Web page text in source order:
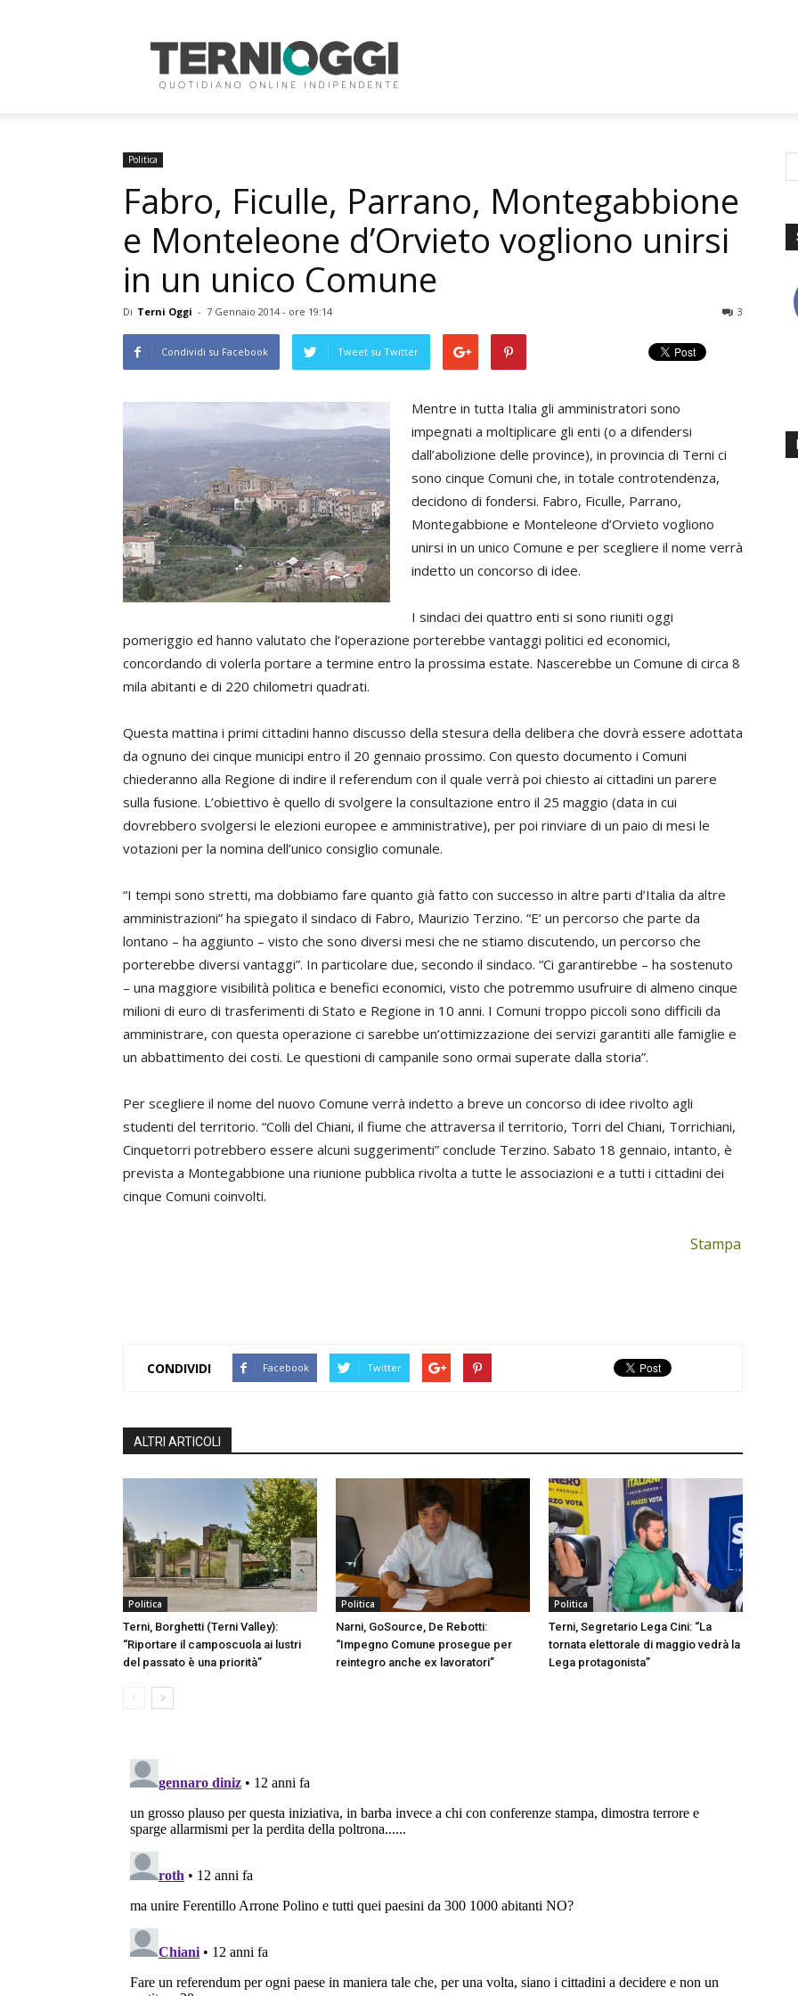
Oggi
Politica
Fabro, Ficulle, Parrano, Montegabbione
e Monteleone d’Orvieto vogliono unirsi
in un unico Comune
Di Terni Oggi - 7 Gennaio 2014 - ore 19:14 3
Condividi su Facebook Tweet su Twitter
Mentre in tutta Italia gli amministratori sono
impegnati a moltiplicare gli enti (o a difendersi
dall’abolizione delle province), in provincia di Terni ci
sono cinque Comuni che, in totale controtendenza,
decidono di fondersi. Fabro, Ficulle, Parrano,
Montegabbione e Monteleone d’Orvieto vogliono
unirsi in un unico Comune e per scegliere il nome verrà
indetto un concorso di idee.
I sindaci dei quattro enti si sono riuniti oggi
pomeriggio ed hanno valutato che l’operazione porterebbe vantaggi politici ed economici,
concordando di volerla portare a termine entro la prossima estate. Nascerebbe un Comune di circa 8
mila abitanti e di 220 chilometri quadrati.
Questa mattina i primi cittadini hanno discusso della stesura della delibera che dovrà essere adottata
da ognuno dei cinque municipi entro il 20 gennaio prossimo. Con questo documento i Comuni
chiederanno alla Regione di indire il referendum con il quale verrà poi chiesto ai cittadini un parere
sulla fusione. L’obiettivo è quello di svolgere la consultazione entro il 25 maggio (data in cui
dovrebbero svolgersi le elezioni europee e amministrative), per poi rinviare di un paio di mesi le
votazioni per la nomina dell’unico consiglio comunale.
“I tempi sono stretti, ma dobbiamo fare quanto già fatto con successo in altre parti d’Italia da altre
amministrazioni” ha spiegato il sindaco di Fabro, Maurizio Terzino. “E’ un percorso che parte da
lontano – ha aggiunto – visto che sono diversi mesi che ne stiamo discutendo, un percorso che
porterebbe diversi vantaggi”. In particolare due, secondo il sindaco. “Ci garantirebbe – ha sostenuto
– una maggiore visibilità politica e benefici economici, visto che potremmo usufruire di almeno cinque
milioni di euro di trasferimenti di Stato e Regione in 10 anni. I Comuni troppo piccoli sono difficili da
amministrare, con questa operazione ci sarebbe un’ottimizzazione dei servizi garantiti alle famiglie e
un abbattimento dei costi. Le questioni di campanile sono ormai superate dalla storia”.
Per scegliere il nome del nuovo Comune verrà indetto a breve un concorso di idee rivolto agli
studenti del territorio. “Colli del Chiani, il fiume che attraversa il territorio, Torri del Chiani, Torrichiani,
Cinquetorri potrebbero essere alcuni suggerimenti” conclude Terzino. Sabato 18 gennaio, intanto, è
prevista a Montegabbione una riunione pubblica rivolta a tutte le associazioni e a tutti i cittadini dei
cinque Comuni coinvolti.
Stampa
CONDIVIDI Facebook Twitter
ALTRI ARTICOLI
Politica
Terni, Borghetti (Terni Valley):
“Riportare il camposcuola ai lustri
del passato è una priorità”
Politica
Narni, GoSource, De Rebotti:
“Impegno Comune prosegue per
reintegro anche ex lavoratori”
Politica
Terni, Segretario Lega Cini: “La
tornata elettorale di maggio vedrà la
Lega protagonista”